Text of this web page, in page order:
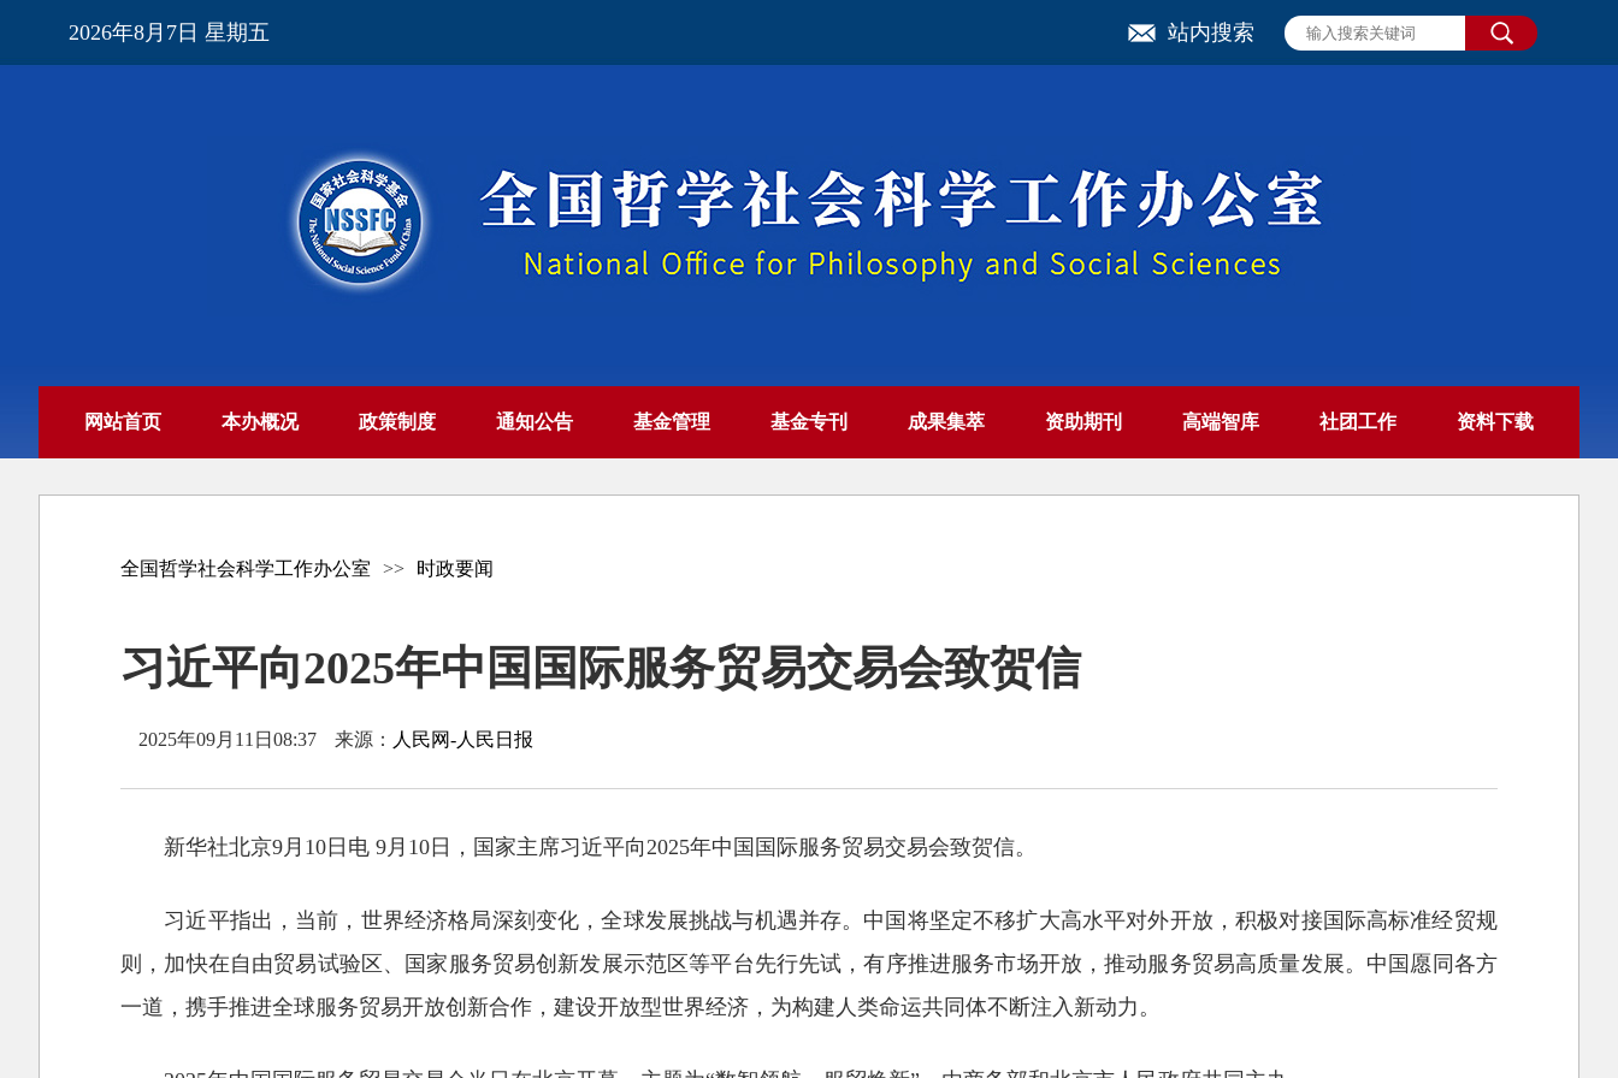
2026年8月7日 星期五 站内搜索
网站首页 本办概况 政策制度 通知公告 基金管理 基金专刊 成果集萃 资助期刊 高端智库 社团工作 资料下载
全国哲学社会科学工作办公室 >> 时政要闻
习近平向2025年中国国际服务贸易交易会致贺信
2025年09月11日08:37 来源： 人民网-人民日报
新华社北京9月10日电 9月10日，国家主席习近平向2025年中国国际服务贸易交易会致贺信。
习近平指出，当前，世界经济格局深刻变化，全球发展挑战与机遇并存。中国将坚定不移扩大高水平对外开放，积极对接国际高标准经贸规
则，加快在自由贸易试验区、国家服务贸易创新发展示范区等平台先行先试，有序推进服务市场开放，推动服务贸易高质量发展。中国愿同各方
一道，携手推进全球服务贸易开放创新合作，建设开放型世界经济，为构建人类命运共同体不断注入新动力。